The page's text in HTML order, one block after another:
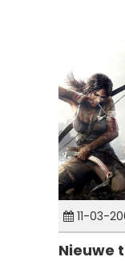
11-03-
Nieuwe